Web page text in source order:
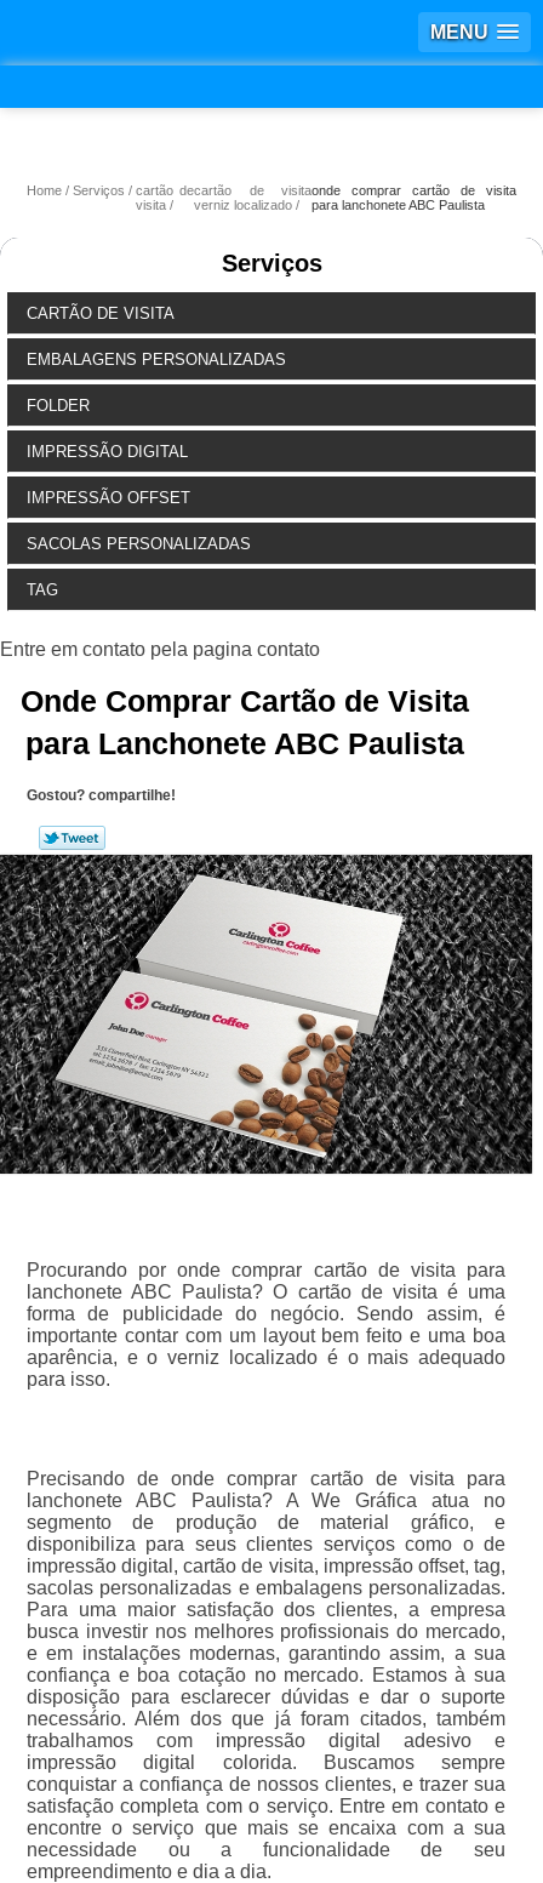
MENU
Home Serviços
cartão de
visita
cartão de visita
verniz localizado
onde comprar cartão de visita
para lanchonete ABC Paulista
Serviços
CARTÃO DE VISITA
EMBALAGENS PERSONALIZADAS
FOLDER
IMPRESSÃO DIGITAL
IMPRESSÃO OFFSET
SACOLAS PERSONALIZADAS
TAG
Onde Comprar Cartão de Visita
para Lanchonete ABC Paulista
Gostou? compartilhe!
Procurando por onde comprar cartão de visita para
lanchonete ABC Paulista? O cartão de visita é uma
forma de publicidade do negócio. Sendo assim, é
importante contar com um layout bem feito e uma boa
aparência, e o verniz localizado é o mais adequado
para isso.
Precisando de onde comprar cartão de visita para
lanchonete ABC Paulista? A We Gráfica atua no
segmento de produção de material gráfico, e
disponibiliza para seus clientes serviços como o de
impressão digital, cartão de visita, impressão offset, tag,
sacolas personalizadas e embalagens personalizadas.
Para uma maior satisfação dos clientes, a empresa
busca investir nos melhores profissionais do mercado,
e em instalações modernas, garantindo assim, a sua
confiança e boa cotação no mercado. Estamos à sua
disposição para esclarecer dúvidas e dar o suporte
necessário. Além dos que já foram citados, também
trabalhamos com impressão digital adesivo e
impressão digital colorida. Buscamos sempre
conquistar a confiança de nossos clientes, e trazer sua
satisfação completa com o serviço. Entre em contato e
encontre o serviço que mais se encaixa com a sua
necessidade ou a funcionalidade de seu
empreendimento e dia a dia.